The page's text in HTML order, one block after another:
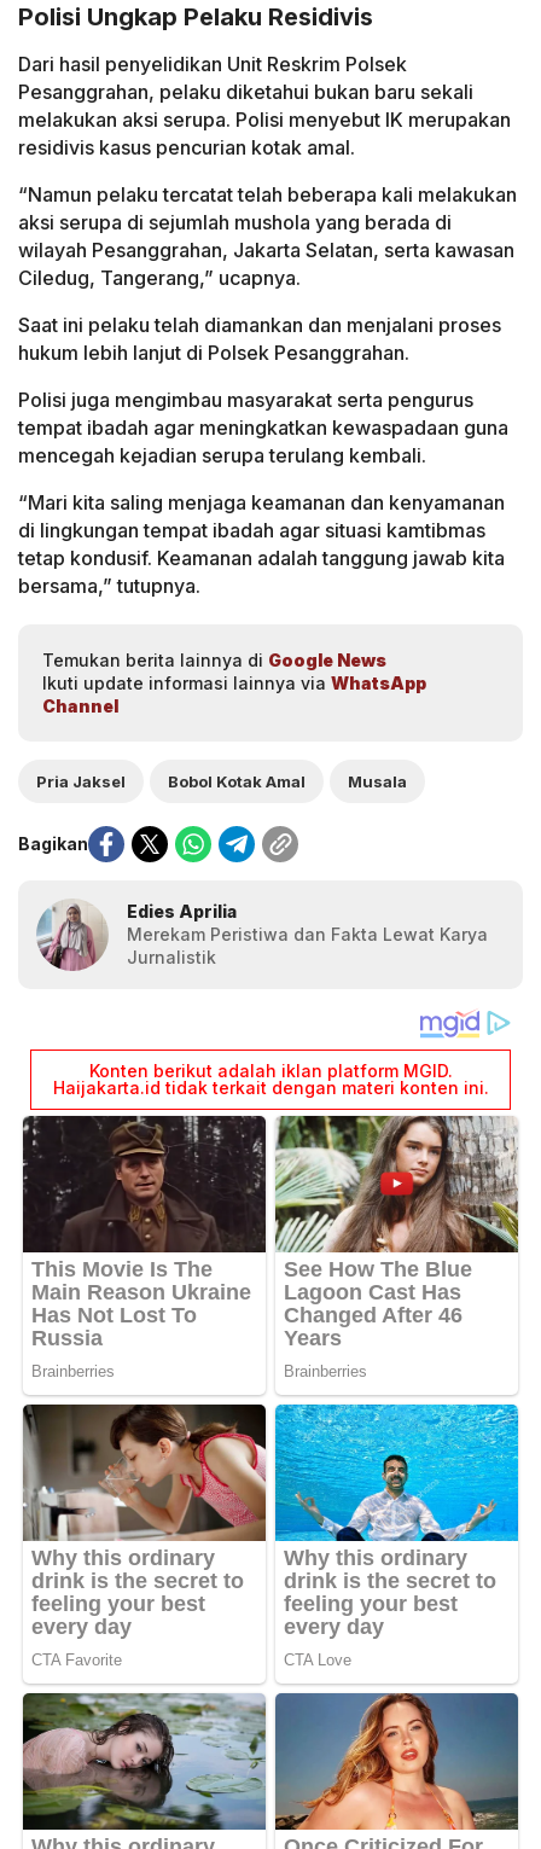
Polisi Ungkap Pelaku Residivis
Dari hasil penyelidikan Unit Reskrim Polsek
Pesanggrahan, pelaku diketahui bukan baru sekali
melakukan aksi serupa. Polisi menyebut IK merupakan
residivis kasus pencurian kotak amal.
“Namun pelaku tercatat telah beberapa kali melakukan
aksi serupa di sejumlah mushola yang berada di
wilayah Pesanggrahan, Jakarta Selatan, serta kawasan
Ciledug, Tangerang,” ucapnya.
Saat ini pelaku telah diamankan dan menjalani proses
hukum lebih lanjut di Polsek Pesanggrahan.
Polisi juga mengimbau masyarakat serta pengurus
tempat ibadah agar meningkatkan kewaspadaan guna
mencegah kejadian serupa terulang kembali.
“Mari kita saling menjaga keamanan dan kenyamanan
di lingkungan tempat ibadah agar situasi kamtibmas
tetap kondusif. Keamanan adalah tanggung jawab kita
bersama,” tutupnya.
Temukan berita lainnya di Google News
Ikuti update informasi lainnya via WhatsApp
Channel
Pria Jaksel Bobol Kotak Amal Musala
Bagikan
Edies Aprilia
Merekam Peristiwa dan Fakta Lewat Karya
Jurnalistik